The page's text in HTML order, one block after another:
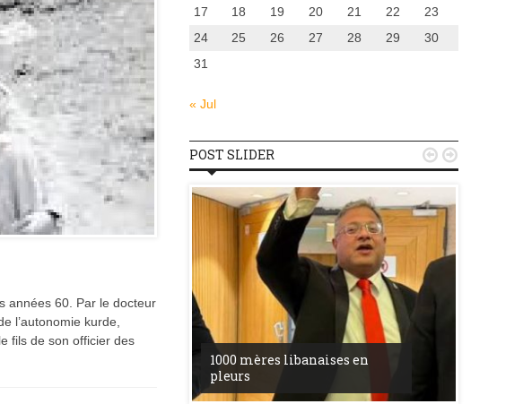
années 60. Par le docteur
l’autonomie kurde,
fils de son officier des
17
18 19 20 21 22
23
24
25 26 27 28 29
30
31
« Jul
POST SLIDER
Ben Gvir :
fanfaronnade ou
d’une fatigue
1000 mères libanaises en
pleurs
 